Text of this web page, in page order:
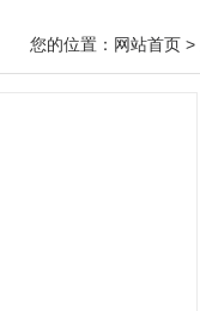
您的位置： 网站首页 >